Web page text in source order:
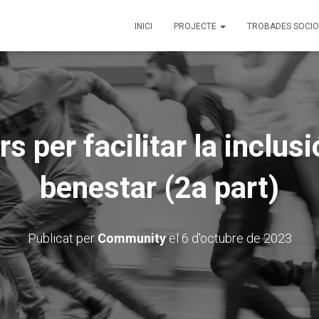
INICI PROJECTE TROBADES
per facilitar la
benestar (2a part)
Publicat per Communityel 6 d'octubre de 2023